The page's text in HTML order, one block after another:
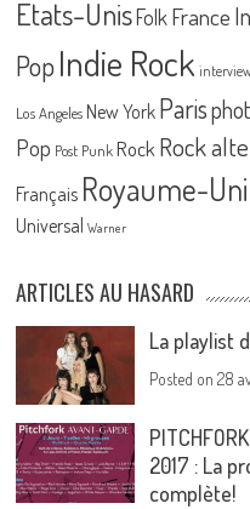
Etats-UnisFolk France
PopIndie Rock
Los Angeles New York Paris
Pop Post Punk Rock Rock
Français Royaume-Uni
Universal Warner
ARTICLES AU HASARD
La playlist
Posted on28
2017 : La
complète!